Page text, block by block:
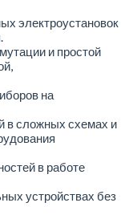
электроустановок
и простой
на
в сложных схемах и
в работе
устройствах без